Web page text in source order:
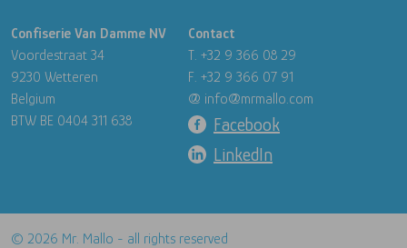
Confiserie Van Damme NV
Voordestraat 34
9230 Wetteren
Belgium
BTW BE 0404 311 638
Contact
T. +32 9 366 08 29
F. +32 9 366 07 91
@ info@mrmallo.com
Facebook
LinkedIn
© 2026 Mr. Mallo - all rights reserved